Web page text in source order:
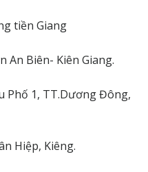
tiền Giang
An Biên- Kiên Giang.
Phố 1, TT.Dương Đông,
Hiệp, Kiêng.